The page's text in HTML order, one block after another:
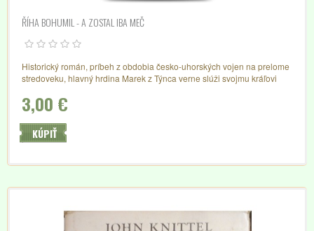
ŘÍHA BOHUMIL - A ZOSTAL IBA MEČ
Historický román, príbeh z obdobia česko-uhorských vojen na prelome
stredoveku, hlavný hrdina Marek z Týnca verne slúži svojmu kráľovi
3,00 €
KÚPIŤ